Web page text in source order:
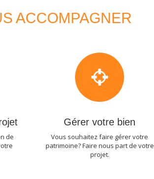
ACCOMPAGNER
de
Gérer votre bien
Vous souhaitez faire gérer votre
patrimoine? Faire nous part de votre
projet.